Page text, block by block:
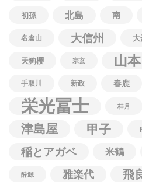
初孫 北島 南
名倉山 大信州 大
天狗櫻 宗玄 山本
手取川 新政 春鹿
栄光冨士 桂月
津島屋 甲子
稲とアガベ 米鶴
酔鯨 雅楽代 飛